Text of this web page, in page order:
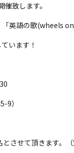
致します。
英語の歌(wheels
います！
9）
させて頂きます。